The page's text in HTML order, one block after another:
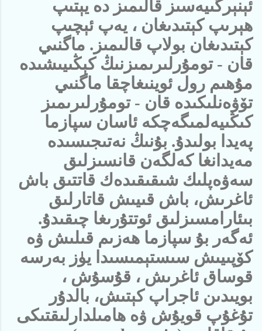
ئېنېرگىيەسىز قالىمىز دە يېتىپ
ھېرىپ كېتىدىغان ، يەپ ئېچىپ
كېتىدىغان بولاپ قالىمىز. ماگنىي
قان - تومۇرلىرىمىزنىڭ كېڭىيىشىدە
مۇھىم رول ئوينىغاچقا ماگنىي
تۆۋەنلىكىدە قان - تومۇرلىرىمىز
كىڭىيەلمىگەچكە ئاسان سپازما
پەيدا بولىدۇ. بۇنىڭ نەتىجىسىدە
مەيدانغا كەلگەن قانسىزلىق
سەۋەپلىك شىقىقىدەك قاتتىق باش
ئاغرىش، باش قىيىش قاتارلىق
بىئارامسىزلىق ئوتتۇرىغا چىقىدۇ.
ئەگەر بۇ سپازما ھەزىم قىلىش ۋە
كۆپىيىش سىستېمىسىدا يۈز بەرسە
قوساق ئاغرىش ، قۇسۇش ،
بويىدىن ئاجراپ كېتىش، بالدۇر
تۇغۇپ قويۇش ۋە ھامىلدارلىقتىكى